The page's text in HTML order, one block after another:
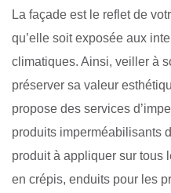
La façade est le reflet de
qu’elle soit exposée aux
climatiques. Ainsi, veiller à
préserver sa valeur
propose des services
produits imperméabilisants
produit à appliquer sur tous
en crépis, enduits pour les